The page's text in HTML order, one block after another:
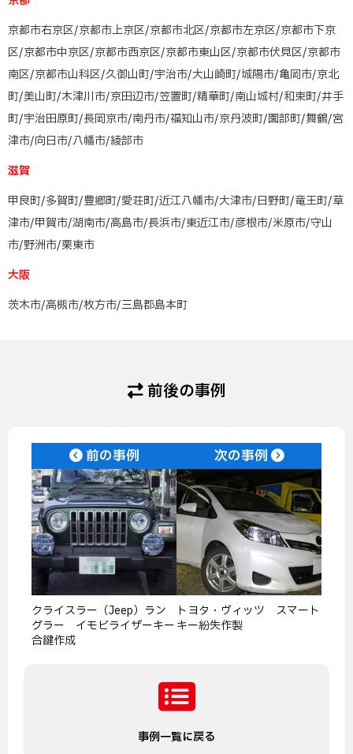
京都市右京区/京都市上京区/京都市北区/京都市左京区/京都市下京
区/京都市中京区/京都市西京区/京都市東山区/京都市伏見区/京都市
南区/京都市山科区/久御山町/宇治市/大山崎町/城陽市/亀岡市/京北
町/美山町/木津川市/京田辺市/笠置町/精華町/南山城村/和束町/井手
町/宇治田原町/長岡京市/南丹市/福知山市/京丹波町/園部町/舞鶴/宮
津市/向日市/八幡市/綾部市
滋賀
甲良町/多賀町/豊郷町/愛荘町/近江八幡市/大津市/日野町/竜王町/草
津市/甲賀市/湖南市/高島市/長浜市/東近江市/彦根市/米原市/守山
市/野洲市/栗東市
大阪
茨木市/高槻市/枚方市/三島郡島本町
前後の事例
前の事例
クライスラー（Jeep）ラン
グラー イモビライザーキー
合鍵作成
事例一覧に戻る
次の事例
トヨタ・ヴィッツ スマート
キー紛失作製